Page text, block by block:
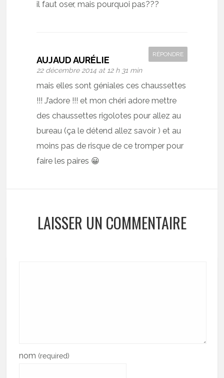
il faut oser, mais pourquoi pas???
AUJAUD AURÉLIE
22 décembre 2014 at 12 h 31 min
RÉPONDRE
mais elles sont géniales ces chaussettes
!!! J’adore !!! et mon chéri adore mettre
des chaussettes rigolotes pour allez au
bureau (ça le détend allez savoir ) et au
moins pas de risque de ce tromper pour
faire les paires 😀
LAISSER UN COMMENTAIRE
nom (required)